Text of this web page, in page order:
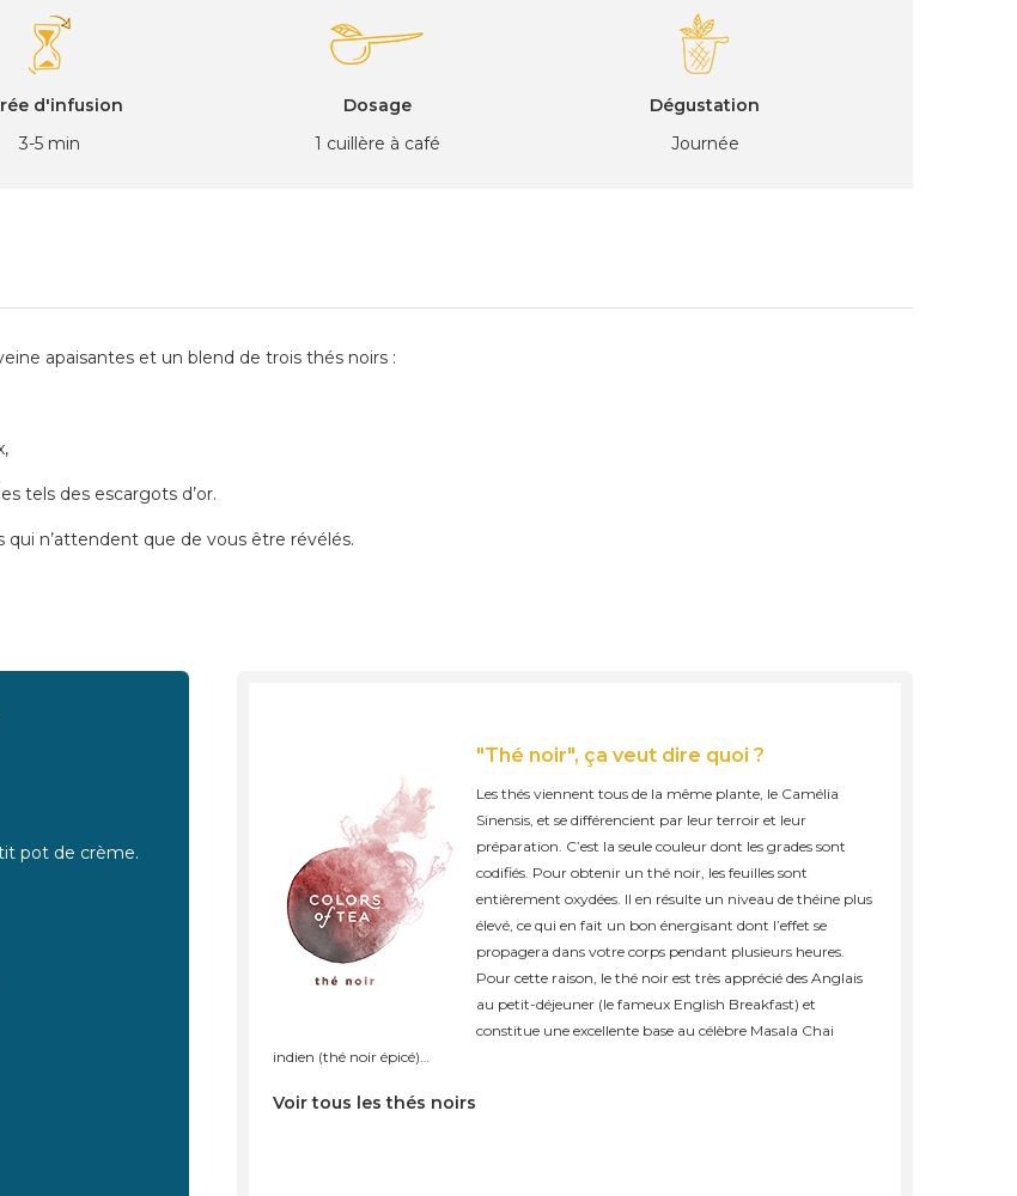
d'infusion
3-5 min
Dosage
1 cuillère à café
Dégustation
Journée
apaisantes et un blend de trois thés noirs :
tels des escargots d’or.
n’attendent que de vous être révélés.
pot de crème.
"Thé noir", ça veut dire quoi ?
Les thés viennent tous de la même plante, le Camélia
Sinensis, et se différencient par leur terroir et leur
préparation. C’est la seule couleur dont les grades sont
codifiés. Pour obtenir un thé noir, les feuilles sont
entièrement oxydées. Il en résulte un niveau de théine plus
élevé, ce qui en fait un bon énergisant dont l’effet se
propagera dans votre corps pendant plusieurs heures.
Pour cette raison, le thé noir est très apprécié des Anglais
au petit-déjeuner (le fameux English Breakfast) et
constitue une excellente base au célèbre Masala Chai
indien (thé noir épicé)…
Voir tous les thés noirs